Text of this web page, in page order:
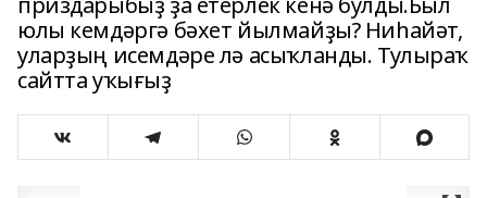
юлы кемдәргә бәхет йылмайҙы? Ниһайәт,
уларҙың исемдәре лә асыҡланды. Тулыраҡ
сайтта уҡығыҙ